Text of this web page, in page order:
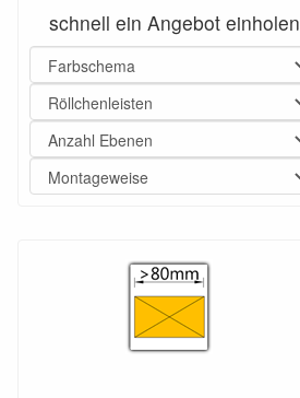
schnell ein Angebot einholen